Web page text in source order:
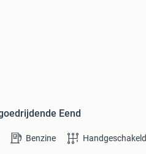
Eend
Benzine Handgeschakeld